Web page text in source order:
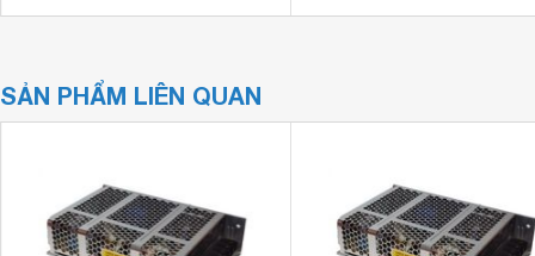
SẢN PHẨM LIÊN QUAN